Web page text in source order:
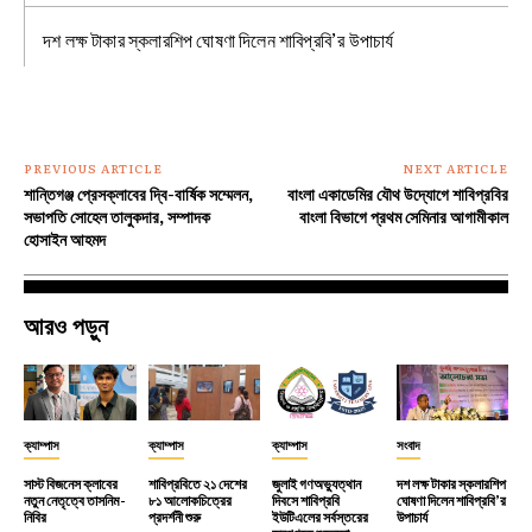
দশ লক্ষ টাকার স্কলারশিপ ঘোষণা দিলেন শাবিপ্রবি’র উপাচার্য
PREVIOUS ARTICLE
শান্তিগঞ্জ প্রেসক্লাবের দ্বি-বার্ষিক সম্মেলন,
সভাপতি সোহেল তালুকদার, সম্পাদক
হোসাইন আহমদ
NEXT ARTICLE
বাংলা একাডেমির যৌথ উদ্যোগে শাবিপ্রবির
বাংলা বিভাগে প্রথম সেমিনার আগামীকাল
আরও পড়ুন
ক্যাম্পাস
সাস্ট বিজনেস ক্লাবের
নতুন নেতৃত্বে তাসনিম-
নিবির
ক্যাম্পাস
শাবিপ্রবিতে ২১ দেশের
৮১ আলোকচিত্রের
প্রদর্শনী শুরু
ক্যাম্পাস
জুলাই গণঅভ্যুত্থান
দিবসে শাবিপ্রবি
ইউটিএলের সর্বস্তরের
সংবাদ
দশ লক্ষ টাকার স্কলারশিপ
ঘোষণা দিলেন শাবিপ্রবি’র
উপাচার্য